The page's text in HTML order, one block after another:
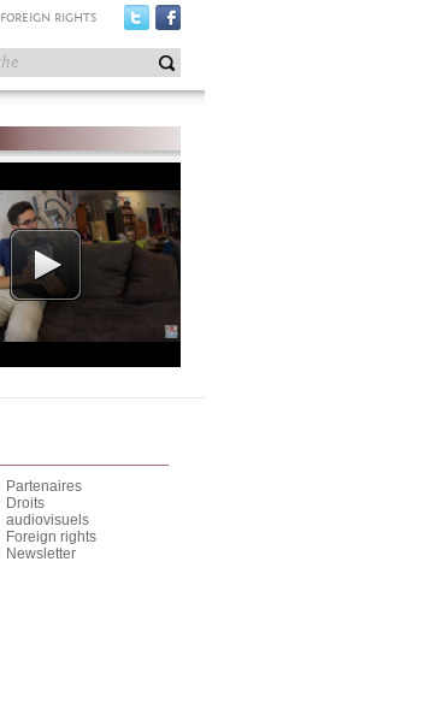
FOREIGN RIGHTS
Partenaires
Droits
audiovisuels
Foreign rights
Newsletter